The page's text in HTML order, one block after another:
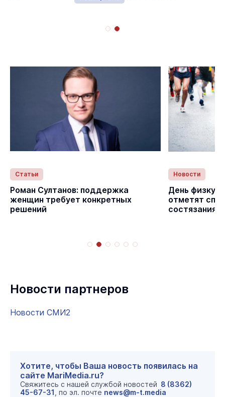
Статьи
Роман Султанов: поддержка
женщин требует конкретных
решений
Новости
День
отметят
Новости партнеров
Новости СМИ2
Хотите, чтобы Ваша новость появилась на
сайте MariMedia.ru?
Свяжитесь с нашей службой новостей 8 (8362)
45-67-31 , по эл. почте news@m-t.media